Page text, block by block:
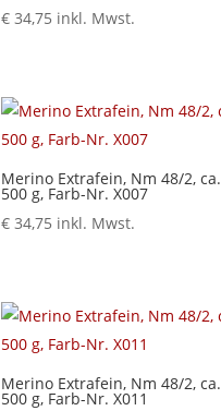
€34,75 inkl. Mwst.
Merino Extrafein, Nm 48/2, ca.
500 g, Farb-Nr. X007
€34,75 inkl. Mwst.
Merino Extrafein, Nm 48/2, ca.
500 g, Farb-Nr. X011